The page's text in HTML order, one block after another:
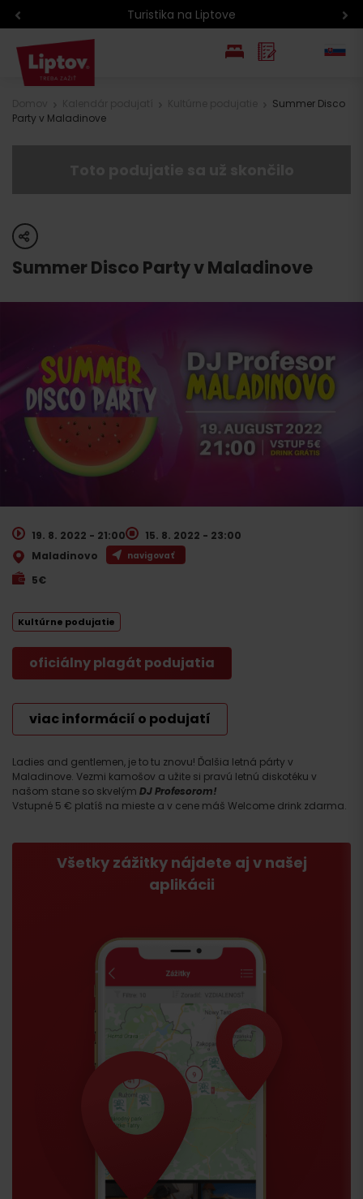
Turistika na Liptove
Summer Disco
Party v Maladinove
share
Summer Disco Party v Maladinove
Ladies and gentlemen, je to tu znovu! Ďalšia letná párty v
Maladinove. Vezmi kamošov a užite si pravú letnú diskotéku v
našom stane so skvelým DJ Profesorom!
Vstupné 5 € platíš na mieste a v cene máš Welcome drink zdarma.
Všetky zážitky nájdete aj v našej
aplikácii
19. 8. 2022 - 21:00
15. 8. 2022 - 23:00
Maladinovo
navigovať
5€
Kultúrne podujatie
oficiálny plagát podujatia
viac informácií o podujatí